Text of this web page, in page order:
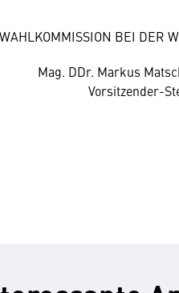
BEI DER
Mag. DDr. Markus
Vorsitzender-